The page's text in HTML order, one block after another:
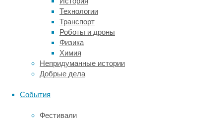
Технологии
Транспорт
Роботы и дроны
Физика
Химия
Непридуманные истории
Добрые дела
События
Фестивали
отчего
парниковый
эффект
падает
снижает
температуру